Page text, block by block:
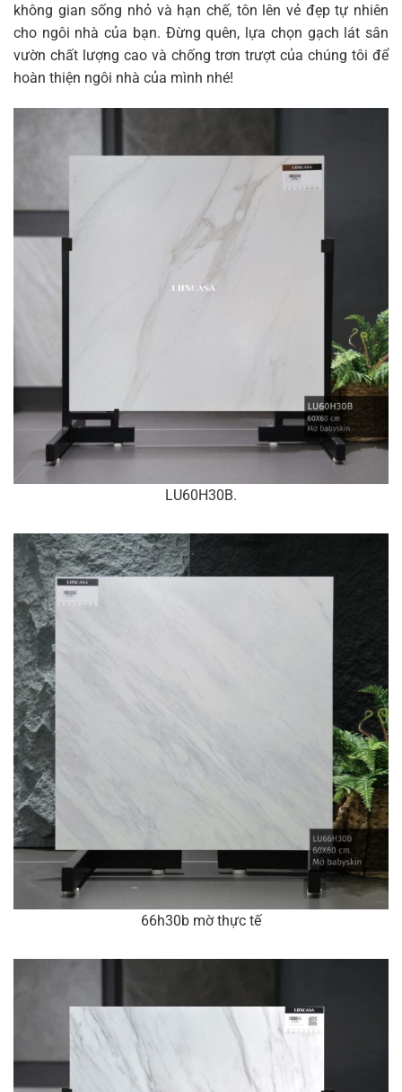
không gian sống nhỏ và hạn chế, tôn lên vẻ đẹp tự nhiên
cho ngôi nhà của bạn. Đừng quên, lựa chọn gạch lát sân
vườn chất lượng cao và chống trơn trượt của chúng tôi để
hoàn thiện ngôi nhà của mình nhé!
LU60H30B.
66h30b mờ thực tế